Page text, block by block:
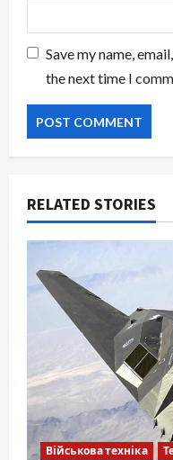
Save my name,
the next time I
RELATED STORIES
Військова техніка